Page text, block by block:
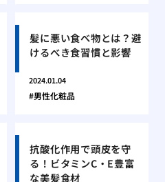
髪に悪い食べ物とは？避
けるべき食習慣と影響
2024.01.04
男性化粧品
抗酸化作用で頭皮を守
る！ビタミンC・E豊富
な美髪食材